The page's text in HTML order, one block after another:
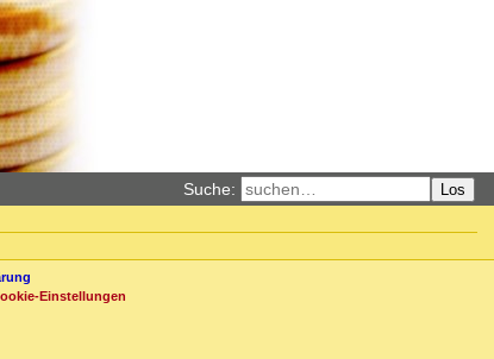
Suche: Los
Einstellungen